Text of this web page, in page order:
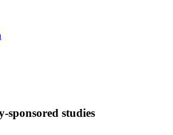
sponsored studies